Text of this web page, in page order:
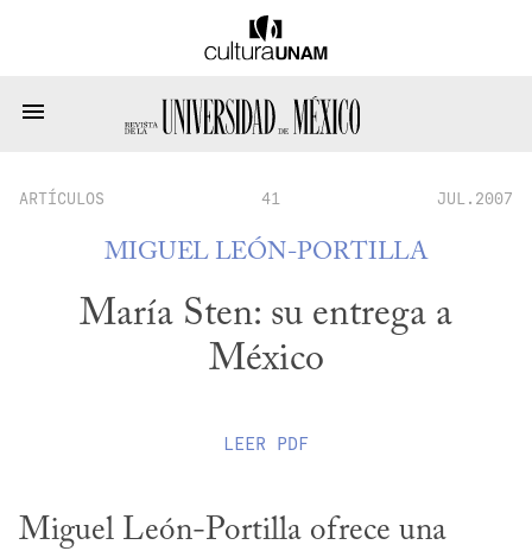
ARTÍCULOS 41 JUL.2007
MIGUEL LEÓN-PORTILLA
María Sten: su entrega a
México
LEER PDF
Miguel León-Portilla ofrece una